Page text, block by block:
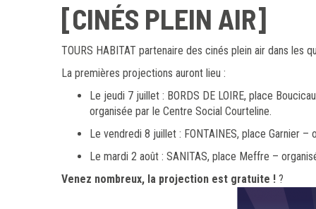
[CINÉS PLEIN AIR]
TOURS HABITAT partenaire des cinés plein air dans les
La premières projections auront lieu :
Le jeudi 7 juillet : BORDS DE LOIRE, place
organisée par le Centre Social Courteline.
Le vendredi 8 juillet : FONTAINES, place Garnier
Le mardi 2 août : SANITAS, place Meffre –
Venez nombreux, la projection est gratuite ! ?